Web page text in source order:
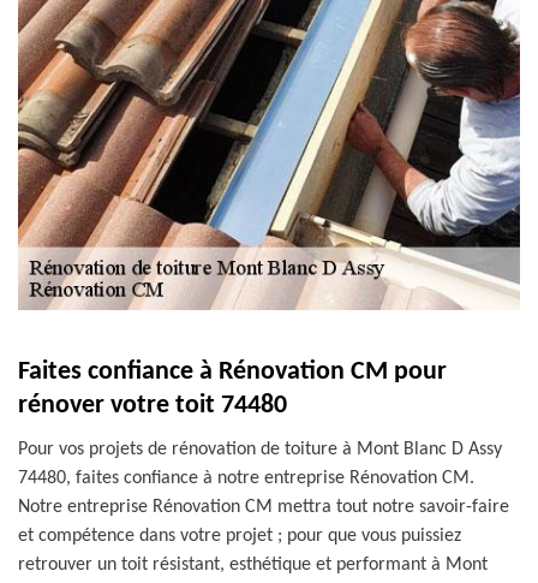
Faites confiance à Rénovation CM pour
rénover votre toit 74480
Pour vos projets de rénovation de toiture à Mont Blanc D Assy
74480, faites confiance à notre entreprise Rénovation CM.
Notre entreprise Rénovation CM mettra tout notre savoir-faire
et compétence dans votre projet ; pour que vous puissiez
retrouver un toit résistant, esthétique et performant à Mont